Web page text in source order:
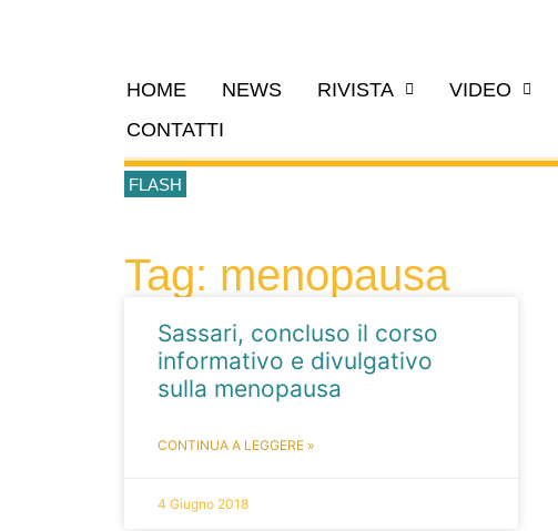
HOME NEWS RIVISTA VIDEO
CONTATTI
FLASH
Tag: menopausa
Sassari, concluso il corso
informativo e divulgativo
sulla menopausa
CONTINUA A LEGGERE »
4 Giugno 2018